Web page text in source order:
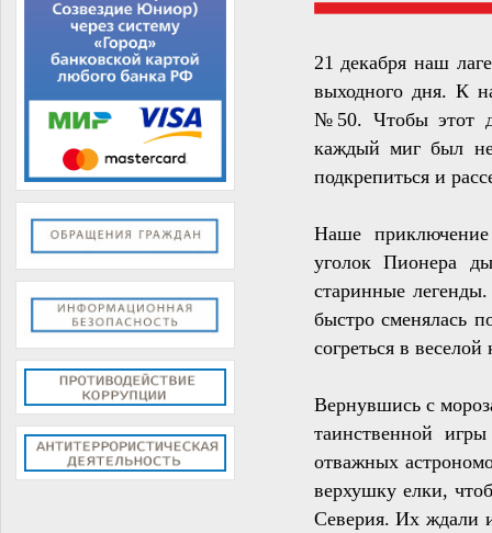
21 декабря наш
выходного дня. К
№50. Чтобы этот
каждый миг был
подкрепиться и
Наше приключение
уголок Пионера
старинные
быстро сменялась
согреться в
Вернувшись с
таинственной
отважных
верхушку елки,
Северия. Их ждали